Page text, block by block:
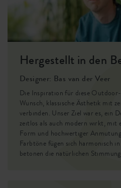
oder Seidenweiß oder setze
Farbakzent.
Stabil und sicher
Wickle das clevere
hänge den Blumentopf daran.
sorgt dafür, dass der Topf nicht
herunterrutscht. Nun hast du
mehr Grün in dein Leben zu
Hergestellt in den
Designer: Bas van der Veer
Die Inspiration für diese
Wunsch, klassische Ästhetik mit
verbinden. Unser Ziel war es, ein
zeitlos als auch modern wirkt, mit
Form und hochwertiger
Farbtöne fügen sich harmonisch
betonen die natürlichen